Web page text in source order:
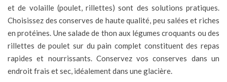
et de volaille (poulet, rillettes) sont des solutions pratiques.
Choisissez des conserves de haute qualité, peu salées et riches
en protéines. Une salade de thon aux légumes croquants ou des
rillettes de poulet sur du pain complet constituent des repas
rapides et nourrissants. Conservez vos conserves dans un
endroit frais et sec, idéalement dans une glacière.